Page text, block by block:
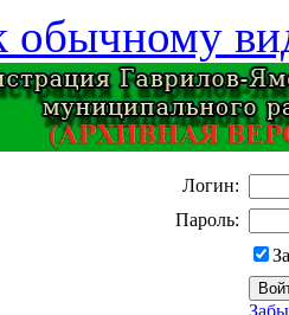
обычному
Логин:
Пароль: